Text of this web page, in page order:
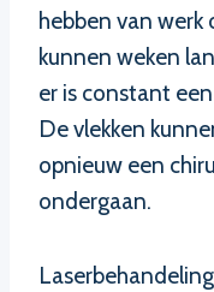
hebben van werk
kunnen weken
er is constant
De vlekken
opnieuw een
ondergaan.